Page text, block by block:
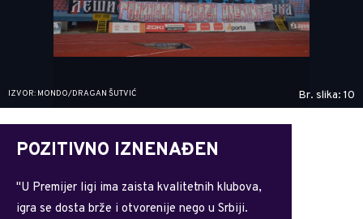
IZVOR: MONDO/DRAGAN ŠUTVIĆ Br. slika: 10
POZITIVNO IZNENAĐEN
"U Premijer ligi ima zaista kvalitetnih klubova,
igra se dosta brže i otvorenije nego u Srbiji.